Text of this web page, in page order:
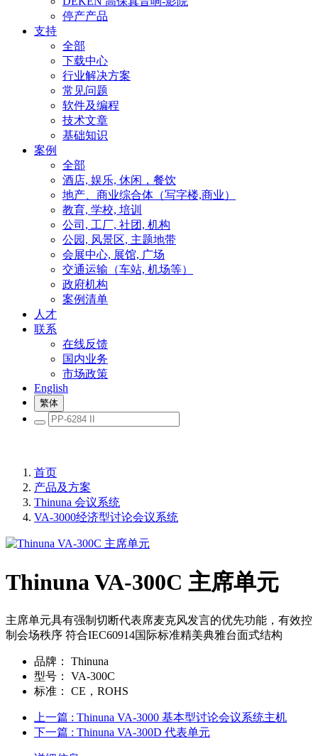
停产产品
支持
全部
下载中心
行业解决方案
常见问题
软件及编程
技术文章
基础知识
案例
全部
酒店, 娱乐, 休闲，餐饮
地产、商业综合体（写字楼,商业）
教育, 学校, 培训
公司, 工厂, 社团, 机构
公园, 风景区, 主题地带
会展中心, 展馆, 广场
交通运输（车站, 机场等）
政府机构
案例清单
人才
联系
在线反馈
国内业务
市场政策
English
繁体
首页
产品及方案
Thinuna 会议系统
VA-3000经济型讨论会议系统
Thinuna VA-300C 主席单元
主席单元具有强制切断代表席麦克风发言的优先功能，有效控
制会场秩序 符合IEC60914国际标准精美典雅台面式结构
品牌：
Thinuna
型号：
VA-300C
标准：
CE，ROHS
上一篇 : Thinuna VA-3000 基本型讨论会议系统主机
下一篇 : Thinuna VA-300D 代表单元